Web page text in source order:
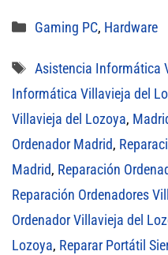
Categorías
Gaming PC, Hardware
Etiquetas
Asistencia Informática
Informática Villavieja del
Villavieja del Lozoya,
Ordenador Madrid,
Madrid, Reparación
Reparación Ordenadores
Ordenador Villavieja del
Lozoya, Reparar Portátil